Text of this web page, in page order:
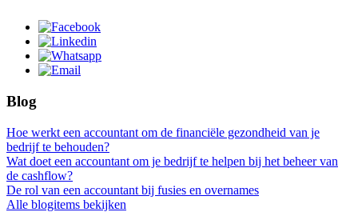
Blog
Hoe werkt een accountant om de financiële gezondheid van je
bedrijf te behouden?
Wat doet een accountant om je bedrijf te helpen bij het beheer van
de cashflow?
De rol van een accountant bij fusies en overnames
Alle blogitems bekijken